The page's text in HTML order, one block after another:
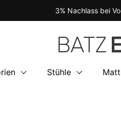
3% Nachlass bei
Stühle